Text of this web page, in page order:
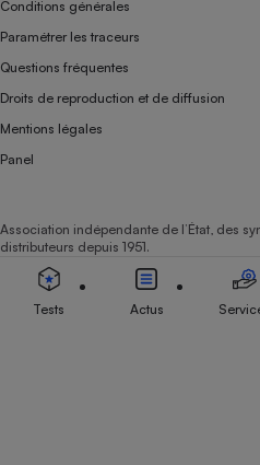
Conditions générales
Paramétrer les traceurs
Questions fréquentes
Droits de reproduction et de diffusion
Mentions légales
Panel
Association indépendante de l’État, des
distributeurs depuis 1951.
Tests Actus